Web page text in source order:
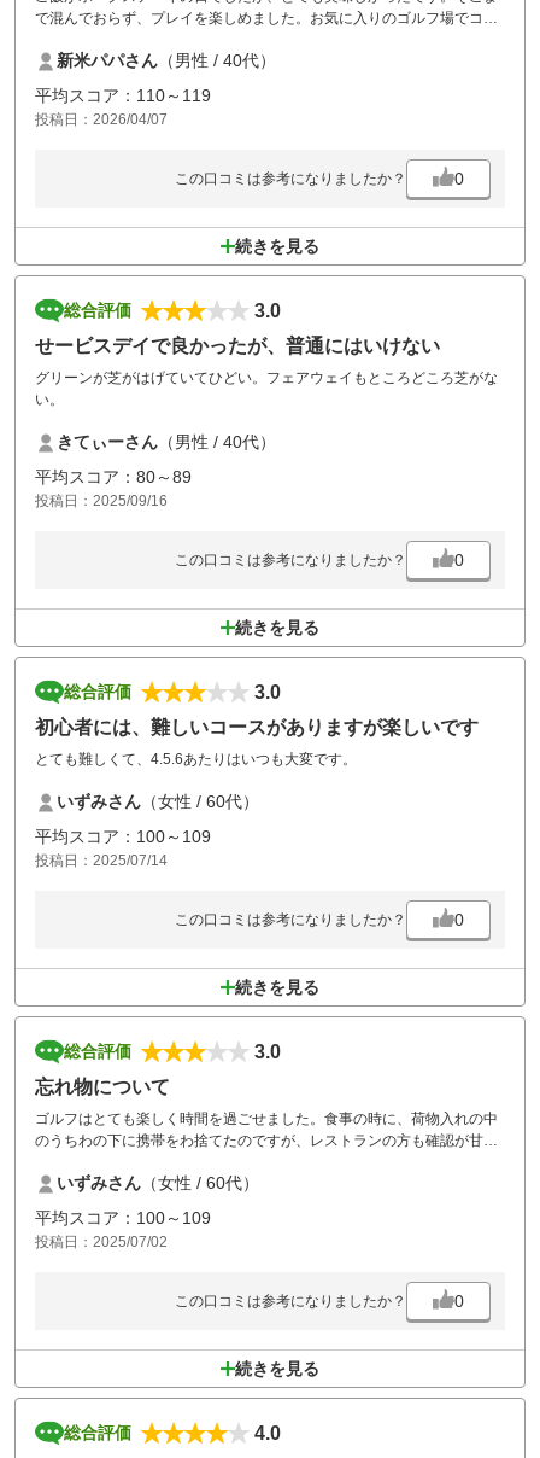
で混んでおらず、プレイを楽しめました。お気に入りのゴルフ場でコー
です。新米パパさん （男性 / 40代）
平均スコア：110～119
投稿日：2026/04/07
この口コミは参考になりましたか？ 0
続きを見る
総合評価
3.0
せービスデイで良かったが、普通にはいけない
グリーンが芝がはげていてひどい。フェアウェイもところどころ芝がな
い。
きてぃーさん （男性 / 40代）
平均スコア：80～89
投稿日：2025/09/16
この口コミは参考になりましたか？ 0
続きを見る
総合評価
3.0
初心者には、難しいコースがありますが楽しいです
とても難しくて、4.5.6あたりはいつも大変です。
いずみさん （女性 / 60代）
平均スコア：100～109
投稿日：2025/07/14
この口コミは参考になりましたか？ 0
続きを見る
総合評価
3.0
忘れ物について
ゴルフはとても楽しく時間を過ごせました。食事の時に、荷物入れの中
のうちわの下に携帯をわ捨てたのですが、レストランの方も確認が甘く
す。いずみさん （女性 / 60代）
平均スコア：100～109
投稿日：2025/07/02
この口コミは参考になりましたか？ 0
続きを見る
総合評価 4.0